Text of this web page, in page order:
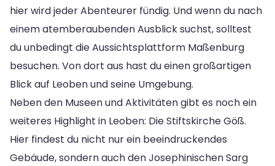
hier wird jeder Abenteurer fündig. Und wenn du nach
einem atemberaubenden Ausblick suchst, solltest
du unbedingt die Aussichtsplattform Maßenburg
besuchen. Von dort aus hast du einen großartigen
Blick auf Leoben und seine Umgebung.
Neben den Museen und Aktivitäten gibt es noch ein
weiteres Highlight in Leoben: Die Stiftskirche Göß.
Hier findest du nicht nur ein beeindruckendes
Gebäude, sondern auch den Josephinischen Sarg